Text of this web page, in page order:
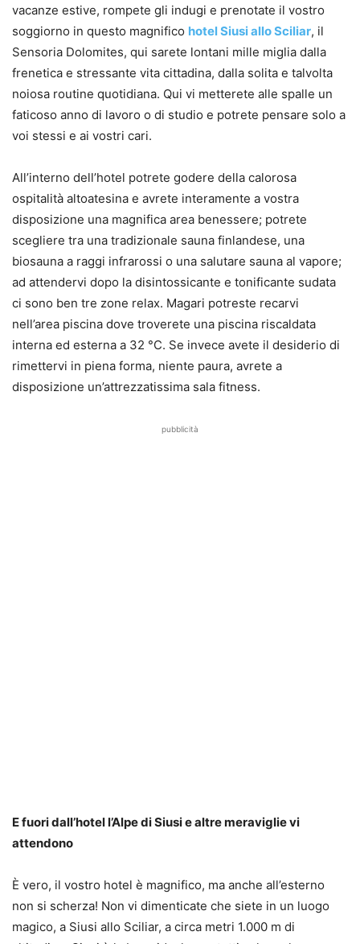
vacanze estive, rompete gli indugi e prenotate il vostro
soggiorno in questo magnifico hotel Siusi allo Sciliar, il
Sensoria Dolomites, qui sarete lontani mille miglia dalla
frenetica e stressante vita cittadina, dalla solita e talvolta
noiosa routine quotidiana. Qui vi metterete alle spalle un
faticoso anno di lavoro o di studio e potrete pensare solo a
voi stessi e ai vostri cari.
All’interno dell’hotel potrete godere della calorosa
ospitalità altoatesina e avrete interamente a vostra
disposizione una magnifica area benessere; potrete
scegliere tra una tradizionale sauna finlandese, una
biosauna a raggi infrarossi o una salutare sauna al vapore;
ad attendervi dopo la disintossicante e tonificante sudata
ci sono ben tre zone relax. Magari potreste recarvi
nell’area piscina dove troverete una piscina riscaldata
interna ed esterna a 32 °C. Se invece avete il desiderio di
rimettervi in piena forma, niente paura, avrete a
disposizione un’attrezzatissima sala fitness.
pubblicità
E fuori dall’hotel l’Alpe di Siusi e altre meraviglie vi
attendono
È vero, il vostro hotel è magnifico, ma anche all’esterno
non si scherza! Non vi dimenticate che siete in un luogo
magico, a Siusi allo Sciliar, a circa metri 1.000 m di